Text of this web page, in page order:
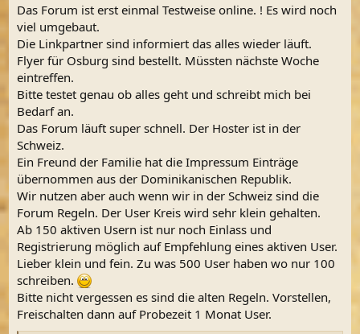
Das Forum ist erst einmal Testweise online. ! Es wird noch
viel umgebaut.
Die Linkpartner sind informiert das alles wieder läuft.
Flyer für Osburg sind bestellt. Müssten nächste Woche
eintreffen.
Bitte testet genau ob alles geht und schreibt mich bei
Bedarf an.
Das Forum läuft super schnell. Der Hoster ist in der
Schweiz.
Ein Freund der Familie hat die Impressum Einträge
übernommen aus der Dominikanischen Republik.
Wir nutzen aber auch wenn wir in der Schweiz sind die
Forum Regeln. Der User Kreis wird sehr klein gehalten.
Ab 150 aktiven Usern ist nur noch Einlass und
Registrierung möglich auf Empfehlung eines aktiven User.
Lieber klein und fein. Zu was 500 User haben wo nur 100
schreiben.
Bitte nicht vergessen es sind die alten Regeln. Vorstellen,
Freischalten dann auf Probezeit 1 Monat User.